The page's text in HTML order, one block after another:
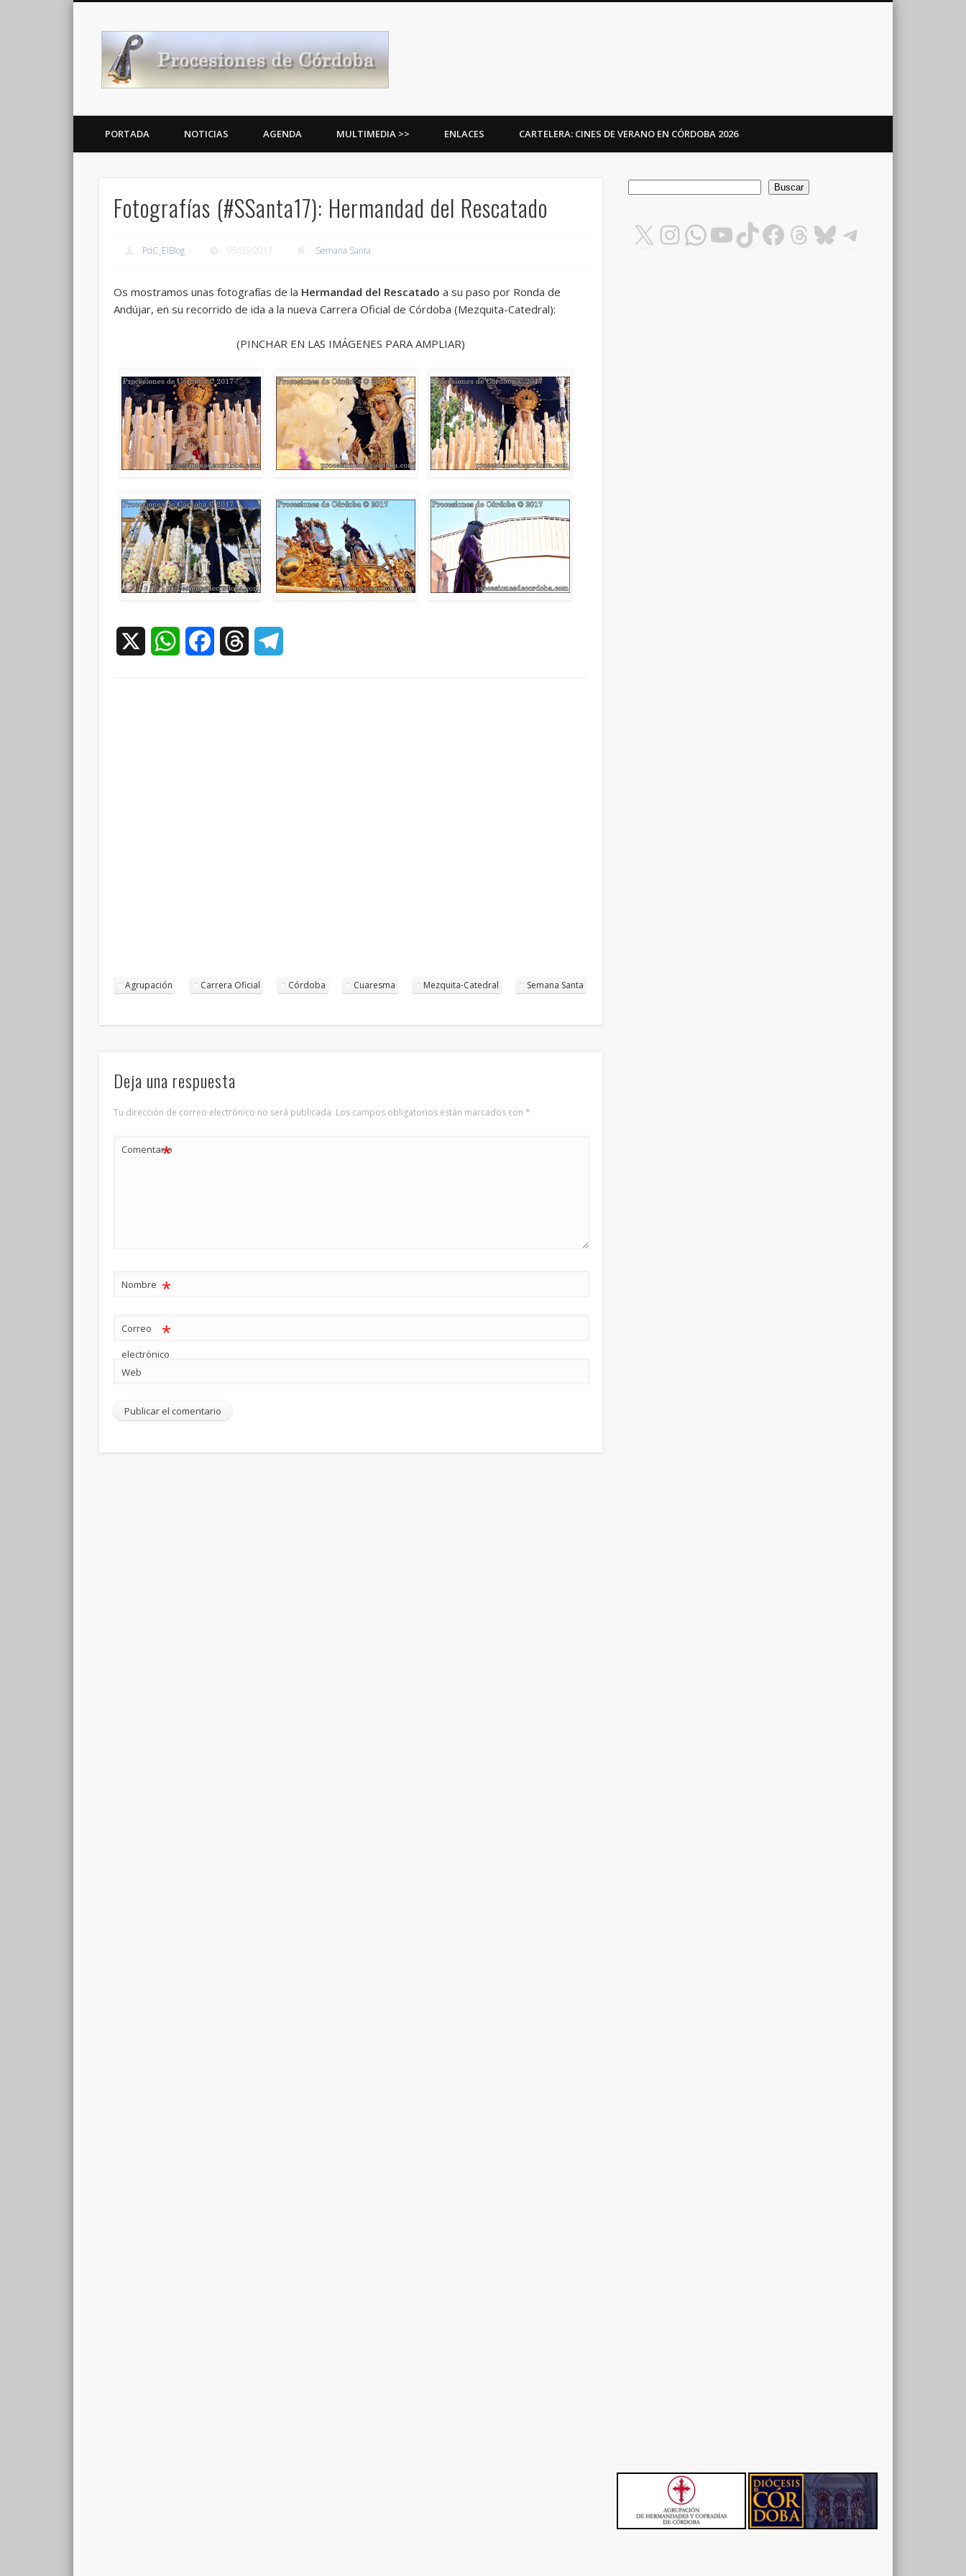
Noticias Cofrades
PORTADA NOTICIAS AGENDA MULTIMEDIA >> ENLACES CARTELERA: CINES DE VERANO EN CÓRDOBA 2026
Fotografías (#SSanta17): Hermandad del Rescatado
PdC_ElBlog 05/05/2017 Semana Santa
Os mostramos unas fotografías de la Hermandad del Rescatado a su paso por Ronda de
Andújar, en su recorrido de ida a la nueva Carrera Oficial de Córdoba (Mezquita-Catedral):
(PINCHAR EN LAS IMÁGENES PARA AMPLIAR)
WhatsAppFacebookThreads
Agrupación Carrera Oficial Córdoba Cuaresma Mezquita-Catedral Semana Santa
Deja una respuesta
Tu dirección de correo electrónico no será publicada. Los campos obligatorios están marcados con*
Comentario
*
Nombre *
Correo
electrónico
*
Web
Buscar
X Instagram
WhatsApp
YouTube
TikTok
Facebook
Threads
Bluesky
Telegram